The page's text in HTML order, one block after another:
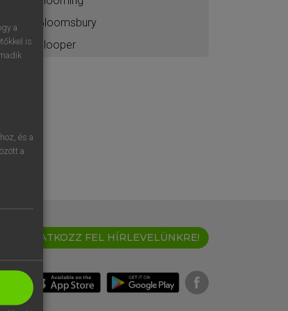
Bloomsbury
blooper
IRATKOZZ FEL HÍRLEVELÜNKRE!
a
is
és a
a